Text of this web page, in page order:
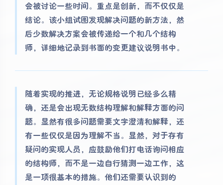
会被讨论一些时间。重点是创新，而不仅仅是
结论。该小组试图发现解决问题的新方法，然
后少数解决方案会被传递给一个和几个结构
师，详细地记录到书面的变更建议说明书中。
随着实现的推进，无论规格说明已经多么精
确，还是会出现无数结构理解和解释方面的问
题。显然有很多问题需要文字澄清和解释，还
有一些仅仅是因为理解不当。显然，对于存有
疑问的实现人员，应鼓励他们打电话询问相应
的结构师，而不是一边自行猜测一边工作，这
是一项很基本的措施。他们还需要认识到的